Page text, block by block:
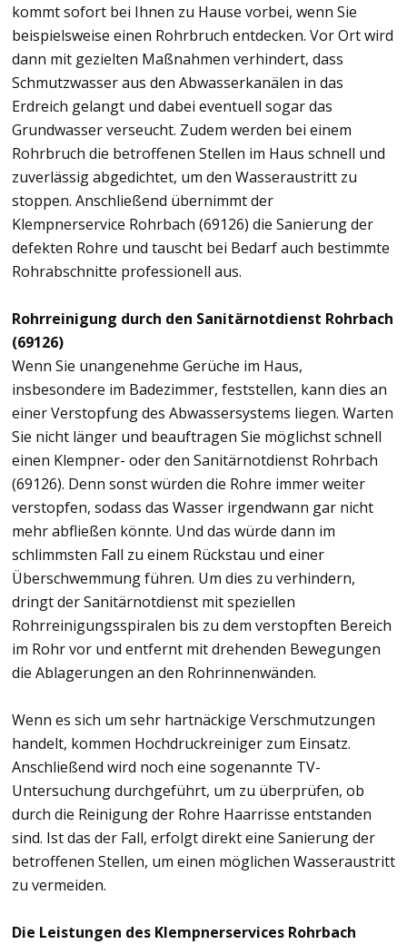
kommt sofort bei Ihnen zu Hause vorbei, wenn Sie
beispielsweise einen Rohrbruch entdecken. Vor Ort wird
dann mit gezielten Maßnahmen verhindert, dass
Schmutzwasser aus den Abwasserkanälen in das
Erdreich gelangt und dabei eventuell sogar das
Grundwasser verseucht. Zudem werden bei einem
Rohrbruch die betroffenen Stellen im Haus schnell und
zuverlässig abgedichtet, um den Wasseraustritt zu
stoppen. Anschließend übernimmt der
Klempnerservice Rohrbach (69126) die Sanierung der
defekten Rohre und tauscht bei Bedarf auch bestimmte
Rohrabschnitte professionell aus.
Rohrreinigung durch den Sanitärnotdienst Rohrbach
(69126)
Wenn Sie unangenehme Gerüche im Haus,
insbesondere im Badezimmer, feststellen, kann dies an
einer Verstopfung des Abwassersystems liegen. Warten
Sie nicht länger und beauftragen Sie möglichst schnell
einen Klempner- oder den Sanitärnotdienst Rohrbach
(69126). Denn sonst würden die Rohre immer weiter
verstopfen, sodass das Wasser irgendwann gar nicht
mehr abfließen könnte. Und das würde dann im
schlimmsten Fall zu einem Rückstau und einer
Überschwemmung führen. Um dies zu verhindern,
dringt der Sanitärnotdienst mit speziellen
Rohrreinigungsspiralen bis zu dem verstopften Bereich
im Rohr vor und entfernt mit drehenden Bewegungen
die Ablagerungen an den Rohrinnenwänden.
Wenn es sich um sehr hartnäckige Verschmutzungen
handelt, kommen Hochdruckreiniger zum Einsatz.
Anschließend wird noch eine sogenannte TV-
Untersuchung durchgeführt, um zu überprüfen, ob
durch die Reinigung der Rohre Haarrisse entstanden
sind. Ist das der Fall, erfolgt direkt eine Sanierung der
betroffenen Stellen, um einen möglichen Wasseraustritt
zu vermeiden.
Die Leistungen des Klempnerservices Rohrbach